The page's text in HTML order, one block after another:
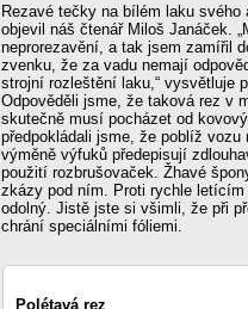
Rezavé tečky na bílém laku svého
objevil náš čtenář Miloš Janáček.
neprorezavění, a tak jsem zamířil
zvenku, že za vadu nemají
strojní rozleštění laku,“ vysvětluje
Odpověděli jsme, že taková rez v
skutečně musí pocházet od
předpokládali jsme, že poblíž vozu
výměně výfuků předepisují
použití rozbrušovaček. Žhavé
zkázy pod ním. Proti rychle
odolný. Jistě jste si všimli, že při
chrání speciálními fóliemi.
Polétavá rez